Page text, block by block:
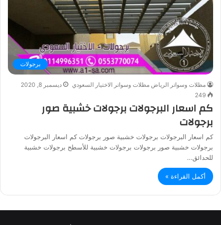
برجولات
مظلات وسواتر الرياض مظلات وسواتر الاختيار السعودي
ديسمبر 8, 2020
249
كم اسعار البرجولات برجولات خشبية صور
برجولات
كم اسعار البرجولات برجولات خشبية صور برجولات كم اسعار البرجولات
برجولات خشبية صور برجولات برجولات خشبية للأسطح برجولات خشبية
للحدائق…
أكمل القراءة »